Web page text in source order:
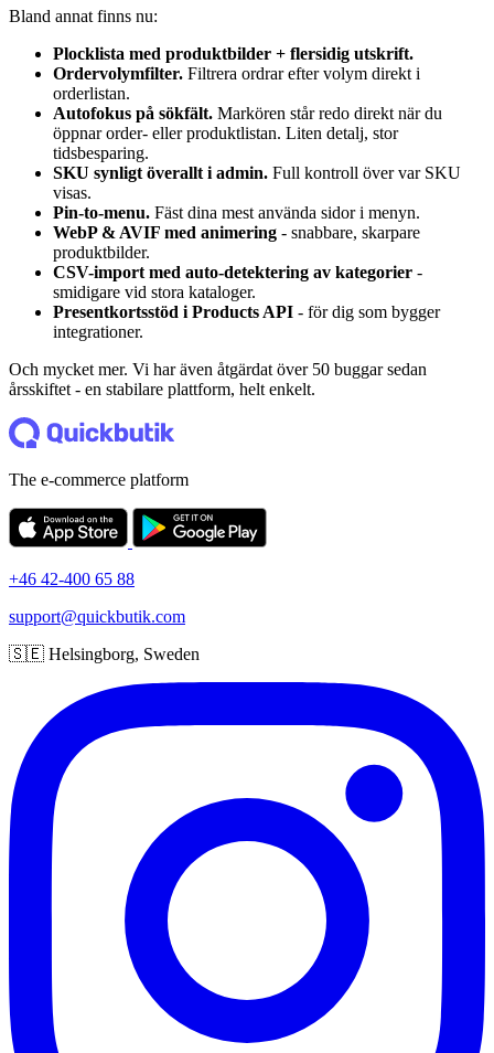
Bland annat finns nu:
Plocklista med produktbilder + flersidig utskrift.
Ordervolymfilter. Filtrera ordrar efter volym direkt i
orderlistan.
Autofokus på sökfält. Markören står redo direkt när du
öppnar order- eller produktlistan. Liten detalj, stor
tidsbesparing.
SKU synligt överallt i admin. Full kontroll över var SKU
visas.
Pin-to-menu. Fäst dina mest använda sidor i menyn.
WebP & AVIF med animering - snabbare, skarpare
produktbilder.
CSV-import med auto-detektering av kategorier -
smidigare vid stora kataloger.
Presentkortsstöd i Products API - för dig som bygger
integrationer.
Och mycket mer. Vi har även åtgärdat över 50 buggar sedan
årsskiftet - en stabilare plattform, helt enkelt.
The e-commerce platform
+46 42-400 65 88
support@quickbutik.com
🇸🇪 Helsingborg, Sweden